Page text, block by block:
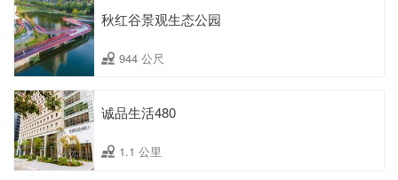
秋红谷景观生态公园
944 公尺
诚品生活480
1.1 公里